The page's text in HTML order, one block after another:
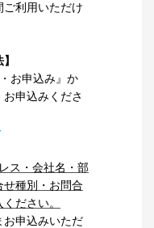
ご利用いただけ
お申込み』か
申込みくださ
ス・会社名・部
種別・お問合
ださい。
お申込みいただ